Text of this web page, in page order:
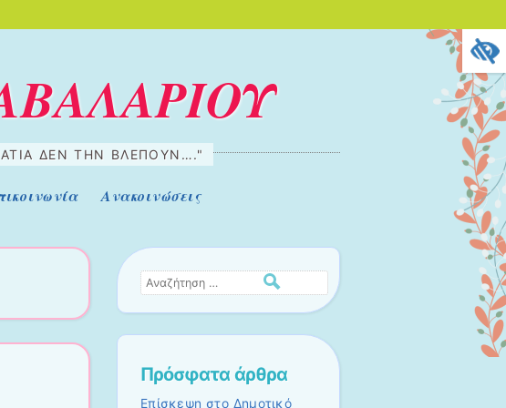
ΔΕΝ ΤΗΝ ΒΛΈΠΟΥΝ…."
Ανακοινώσεις
Αναζήτηση
Πρόσφατα άρθρα
Επίσκεψη στο Δημοτικό